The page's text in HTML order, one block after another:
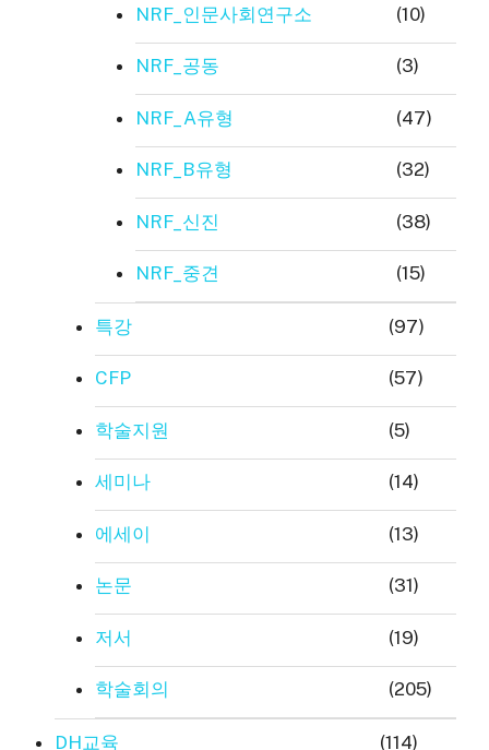
NRF_인문사회연구소 (10)
NRF_공동 (3)
NRF_A유형 (47)
NRF_B유형 (32)
NRF_신진 (38)
NRF_중견 (15)
특강 (97)
CFP (57)
학술지원 (5)
세미나 (14)
에세이 (13)
논문 (31)
저서 (19)
학술회의 (205)
DH교육 (114)